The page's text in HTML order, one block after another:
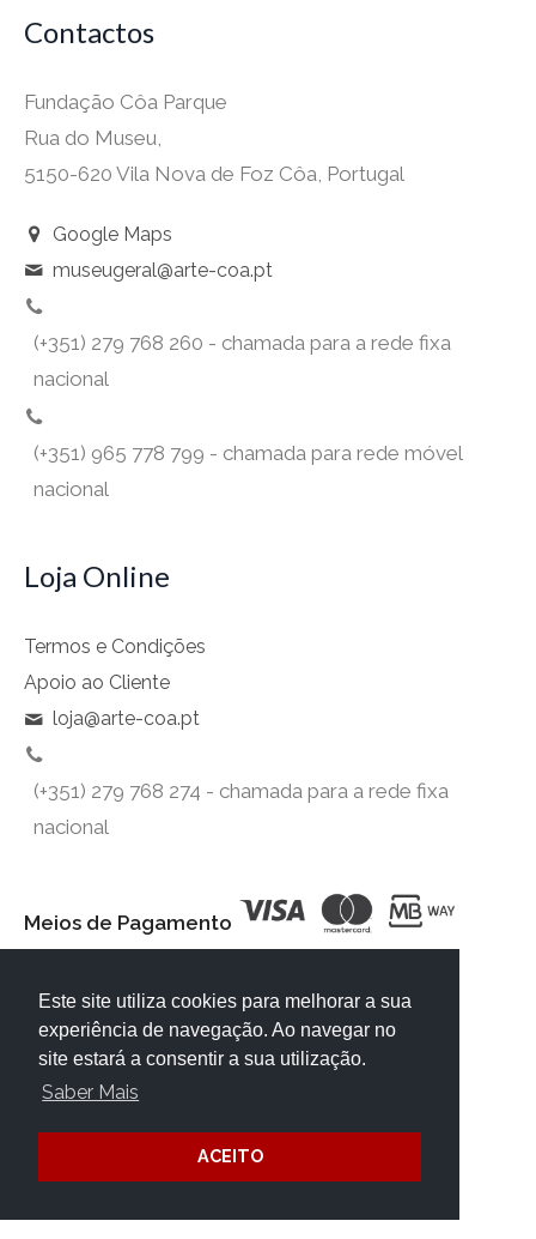
Este site utiliza cookies para melhorar a sua
experiência de navegação. Ao navegar no
site estará a consentir a sua utilização.
Saber Mais
ACEITO
Contactos
Fundação Côa Parque
Rua do Museu,
5150-620 Vila Nova de Foz Côa, Portugal
Google Maps
museugeral@arte-coa.pt
(+351) 279 768 260 - chamada para a rede fixa
nacional
(+351) 965 778 799 - chamada para rede móvel
nacional
Loja Online
Termos e Condições
Apoio ao Cliente
loja@arte-coa.pt
(+351) 279 768 274 - chamada para a rede fixa
nacional
Meios de Pagamento